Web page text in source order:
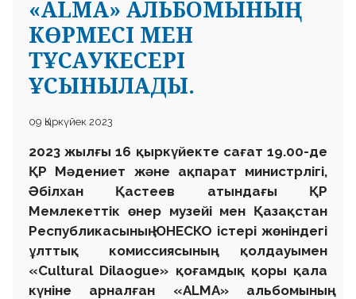
«ALMA» АЛЬБОМЫНЫҢ
КӨРМЕСІ МЕН
ТҰСАУКЕСЕРІ
ҰСЫНЫЛАДЫ.
09 Қыркүйек 2023
2023 жылғы 16 қыркүйекте сағат 19.00-де
ҚР Мәдениет және ақпарат министрлігі,
Әбілхан Қастеев атындағы ҚР
Мемлекеттік өнер музейі мен Қазақстан
Республикасының ЮНЕСКО iстерi жөнiндегi
ұлттық комиссиясының қолдауымен
«Cultural Dilaogue» қоғамдық қоры қала
күніне арналған «ALMA» альбомының